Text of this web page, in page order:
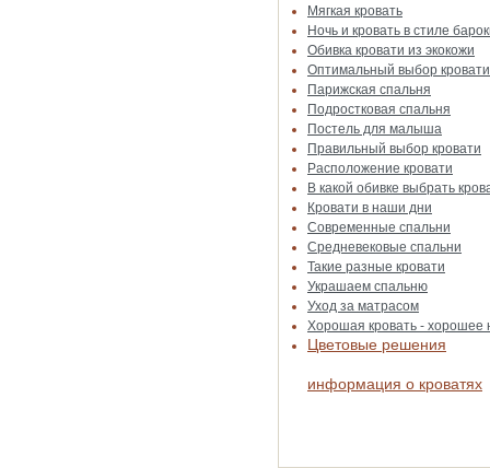
Мягкая кровать
Ночь и кровать в стиле
Обивка кровати из экокожи
Оптимальный выбор кровати
Парижская спальня
Подростковая спальня
Постель для малыша
Правильный выбор кровати
Расположение кровати
В какой обивке выбрать
Кровати в наши дни
Современные спальни
Средневековые спальни
Такие разные кровати
Украшаем спальню
Уход за матрасом
Хорошая кровать - хорошее
Цветовые решения
информация о кроватях